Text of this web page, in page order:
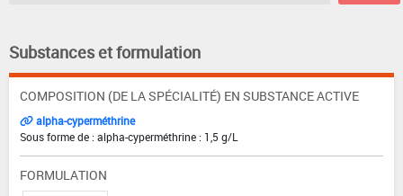
Substances et formulation
COMPOSITION (DE LA SPÉCIALITÉ) EN SUBSTANCE ACTIVE
alpha-cyperméthrine
Sous forme de : alpha-cyperméthrine : 1,5 g/L
FORMULATION